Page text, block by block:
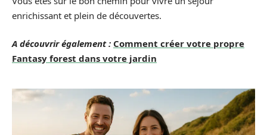
enrichissant et plein de découvertes.
A découvrir également : Comment créer votre propre
Fantasy forest dans votre jardin